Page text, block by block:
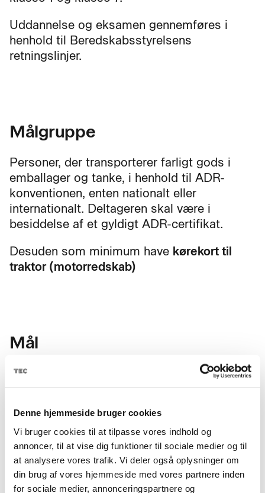
Denne hjemmeside bruger cookies
Vi bruger cookies til at tilpasse vores indhold og
annoncer, til at vise dig funktioner til sociale medier og til
at analysere vores trafik. Vi deler også oplysninger om
din brug af vores hjemmeside med vores partnere inden
for sociale medier, annonceringspartnere og
Uddannelse og eksamen gennemføres i
henhold til Beredskabsstyrelsens
retningslinjer.
Målgruppe
Personer, der transporterer farligt gods i
emballager og tanke, i henhold til ADR-
konventionen, enten nationalt eller
internationalt. Deltageren skal være i
besiddelse af et gyldigt ADR-certifikat.
Desuden som minimum have kørekort til
traktor (motorredskab)
Mål
Repetition - grunduddannelse + tank
omfatter uddannelse i transport af farligt
henhold til ADR-konventionen, enten
nationalt eller internationalt.